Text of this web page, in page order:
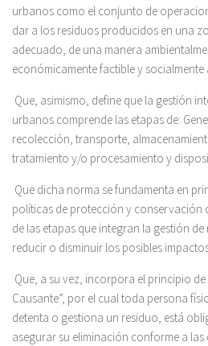
urbanos como el conjunto de
dar a los residuos producidos en una
adecuado, de una manera
económicamente factible y socialmente
Que, asimismo, define que la gestión
urbanos comprende las etapas de:
recolección, transporte,
tratamiento y/o procesamiento y
Que dicha norma se fundamenta en
políticas de protección y conservación
de las etapas que integran la gestión
reducir o disminuir los posibles
Que, a su vez, incorpora el principio
Causante”, por el cual toda persona
detenta o gestiona un residuo, está
asegurar su eliminación conforme a las